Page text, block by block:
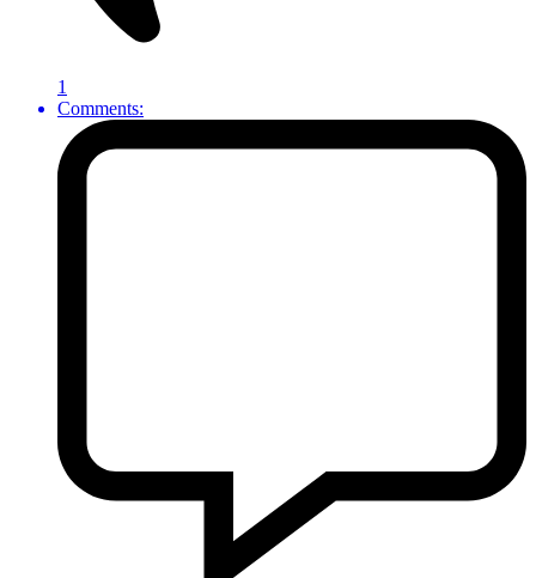
1
Comments: